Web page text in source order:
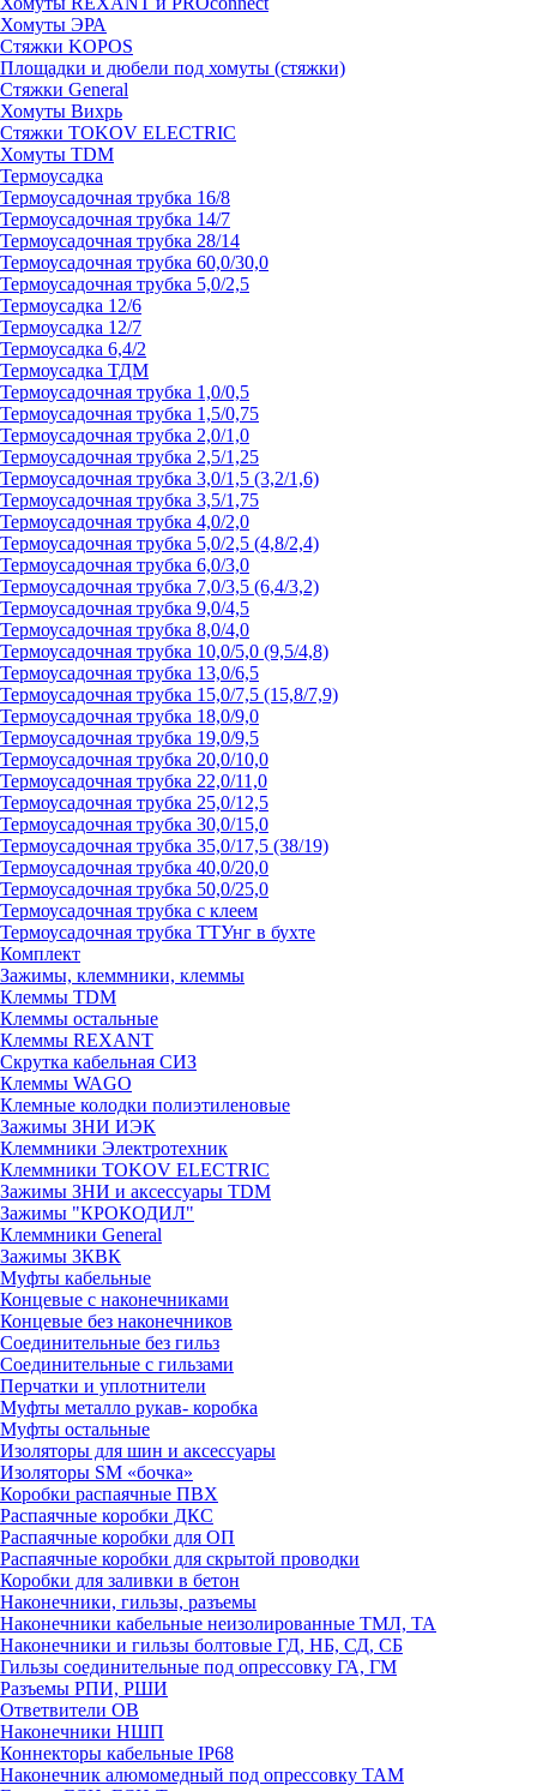
Хомуты ЭРА
Стяжки KOPOS
Площадки и дюбели под хомуты (стяжки)
Стяжки General
Хомуты Вихрь
Стяжки TOKOV ELECTRIC
Хомуты TDM
Термоусадка
Термоусадочная трубка 16/8
Термоусадочная трубка 14/7
Термоусадочная трубка 28/14
Термоусадочная трубка 60,0/30,0
Термоусадочная трубка 5,0/2,5
Термоусадка 12/6
Термоусадка 12/7
Термоусадка 6,4/2
Термоусадка ТДМ
Термоусадочная трубка 1,0/0,5
Термоусадочная трубка 1,5/0,75
Термоусадочная трубка 2,0/1,0
Термоусадочная трубка 2,5/1,25
Термоусадочная трубка 3,0/1,5 (3,2/1,6)
Термоусадочная трубка 3,5/1,75
Термоусадочная трубка 4,0/2,0
Термоусадочная трубка 5,0/2,5 (4,8/2,4)
Термоусадочная трубка 6,0/3,0
Термоусадочная трубка 7,0/3,5 (6,4/3,2)
Термоусадочная трубка 9,0/4,5
Термоусадочная трубка 8,0/4,0
Термоусадочная трубка 10,0/5,0 (9,5/4,8)
Термоусадочная трубка 13,0/6,5
Термоусадочная трубка 15,0/7,5 (15,8/7,9)
Термоусадочная трубка 18,0/9,0
Термоусадочная трубка 19,0/9,5
Термоусадочная трубка 20,0/10,0
Термоусадочная трубка 22,0/11,0
Термоусадочная трубка 25,0/12,5
Термоусадочная трубка 30,0/15,0
Термоусадочная трубка 35,0/17,5 (38/19)
Термоусадочная трубка 40,0/20,0
Термоусадочная трубка 50,0/25,0
Термоусадочная трубка с клеем
Термоусадочная трубка ТТУнг в бухте
Комплект
Зажимы, клеммники, клеммы
Клеммы TDM
Клеммы остальные
Клеммы REXANT
Скрутка кабельная СИЗ
Клеммы WAGO
Клемные колодки полиэтиленовые
Зажимы ЗНИ ИЭК
Клеммники Электротехник
Клеммники TOKOV ELECTRIC
Зажимы ЗНИ и аксессуары TDM
Зажимы "КРОКОДИЛ"
Клеммники General
Зажимы 3КВК
Муфты кабельные
Концевые с наконечниками
Концевые без наконечников
Соединительные без гильз
Соединительные с гильзами
Перчатки и уплотнители
Муфты металло рукав- коробка
Муфты остальные
Изоляторы для шин и аксессуары
Изоляторы SM «бочка»
Коробки распаячные ПВХ
Распаячные коробки ДКС
Распаячные коробки для ОП
Распаячные коробки для скрытой проводки
Коробки для заливки в бетон
Наконечники, гильзы, разъемы
Наконечники кабельные неизолированные ТМЛ, ТА
Наконечники и гильзы болтовые ГД, НБ, СД, СБ
Гильзы соединительные под опрессовку ГА, ГМ
Разъемы РПИ, РШИ
Ответвители ОВ
Наконечники НШП
Коннекторы кабельные IP68
Наконечник алюмомедный под опрессовку ТАМ